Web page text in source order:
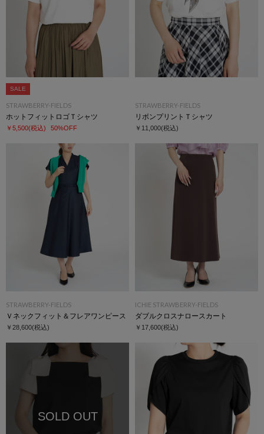
SALE
STRAWBERRY-FIELDS
ホットフィットロゴＴシャツ
￥5,500(税込) 50%OFF
STRAWBERRY-FIELDS
リボンプリントＴシャツ
￥11,000(税込)
STRAWBERRY-FIELDS
Ｖネックフィット＆フレアワンピース
￥28,600(税込)
ICHIE STRAWBERRY-FIELDS
ダブルクロスナロースカート
￥17,600(税込)
SOLD OUT